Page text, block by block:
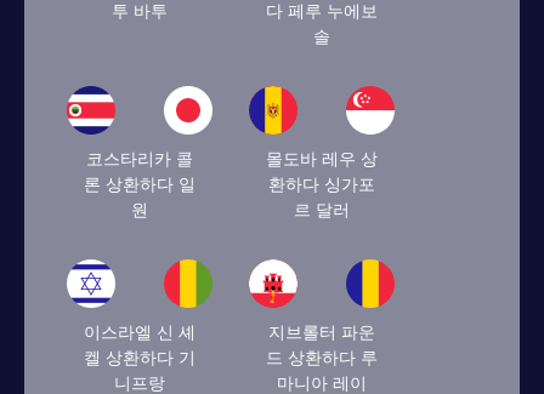
투 바투
다 페루 누에보
솔
코스타리카 콜
론 상환하다 일
원
몰도바 레우 상
환하다 싱가포
르 달러
이스라엘 신 셰
켈 상환하다 기
니프랑
지브롤터 파운
드 상환하다 루
마니아 레이